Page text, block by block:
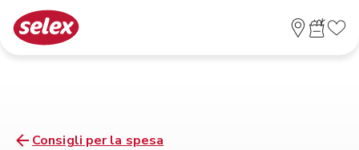
Consigli per la spesa